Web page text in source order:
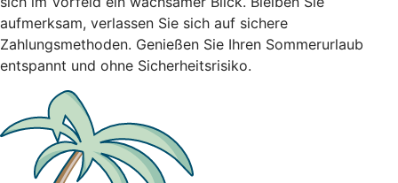
aufmerksam, verlassen Sie sich auf sichere
Zahlungsmethoden. Genießen Sie Ihren Sommerurlaub
entspannt und ohne Sicherheitsrisiko.